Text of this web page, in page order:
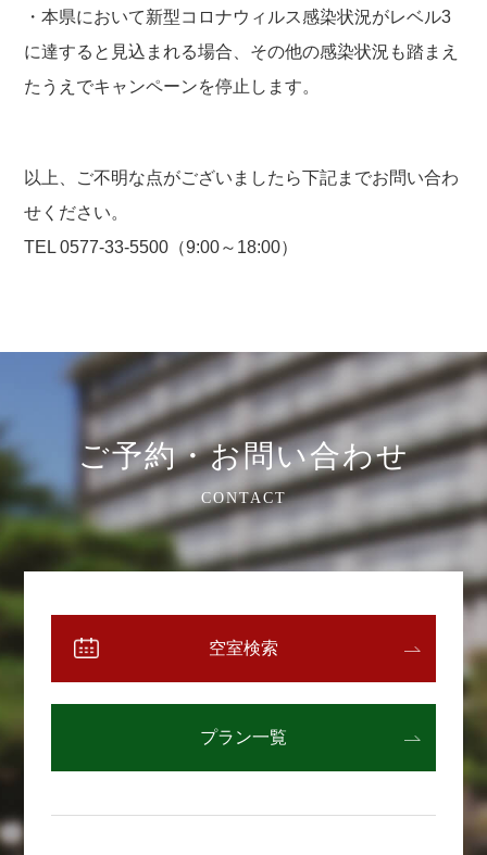
・本県において新型コロナウィルス感染状況がレベル3
に達すると見込まれる場合、その他の感染状況も踏まえ
たうえでキャンペーンを停止します。
以上、ご不明な点がございましたら下記までお問い合わ
せください。
TEL 0577-33-5500（9:00～18:00）
ご予約・お問い合わせ
CONTACT
空室検索
プラン一覧